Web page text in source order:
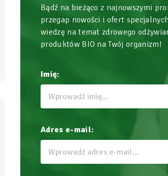
Bądź na bieżąco z najnowszymi
przegap nowości i ofert
wiedzę na temat zdrowego
produktów BIO na Twój organizm!
Imię:
Adres e-mail: